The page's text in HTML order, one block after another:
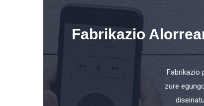
Fabrikazio
Fabrikazio
zure